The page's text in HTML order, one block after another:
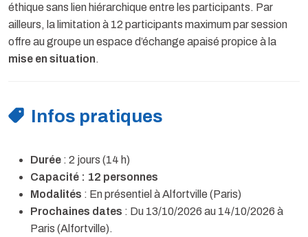
éthique sans lien hiérarchique entre les participants. Par
ailleurs, la limitation à 12 participants maximum par session
offre au groupe un espace d’échange apaisé propice à la
mise en situation.
Infos pratiques
Durée : 2 jours (14 h)
Capacité : 12 personnes
Modalités : En présentiel à Alfortville (Paris)
Prochaines dates : Du 13/10/2026 au 14/10/2026 à
Paris (Alfortville).